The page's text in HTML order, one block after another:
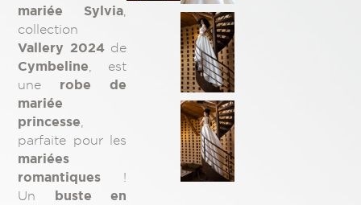
mariée Sylvia,
collection
Vallery 2024de
Cymbeline , est
une robe de
mariée
princesse
parfaite pour les
mariées
romantiques !
Un buste en